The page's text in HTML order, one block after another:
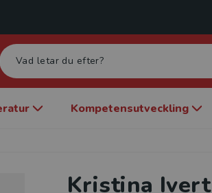
Kompetensutveckling
Kristina Ivert